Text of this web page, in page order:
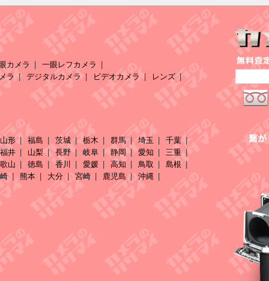
カメラ
一眼レフカメラ
ラ
デジタルカメラ ビデオカメラ レンズ
山形 福島 茨城 栃木 群馬 埼玉
千葉
福井
山梨 長野 岐阜 静岡 愛知
三重
山
徳島 香川 愛媛 高知 鳥取
島根
熊本 大分 宮崎 鹿児島 沖縄